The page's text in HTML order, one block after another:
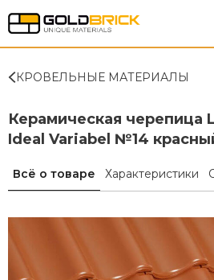
КРОВЕЛЬНЫЕ МАТЕРИАЛЫ
Керамическая черепица
Ideal Variabel №14
Всё о товаре Характеристики